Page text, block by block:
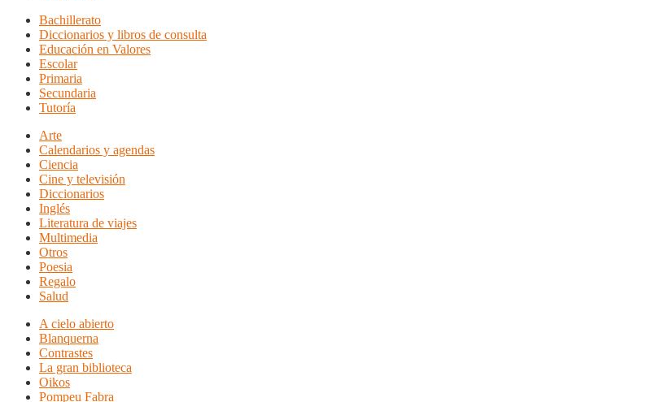
Bachillerato
Diccionarios y libros de consulta
Educación en Valores
Escolar
Primaria
Secundaria
Tutoría
Arte
Calendarios y agendas
Ciencia
Cine y televisión
Diccionarios
Inglés
Literatura de viajes
Multimedia
Otros
Poesia
Regalo
Salud
A cielo abierto
Blanquerna
Contrastes
La gran biblioteca
Oikos
Pompeu Fabra